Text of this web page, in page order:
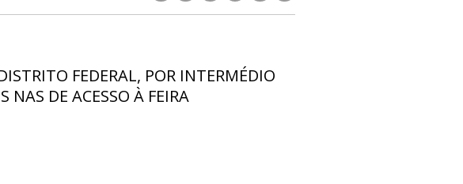
FEDERAL, POR INTERMÉDIO
NAS DE ACESSO À FEIRA